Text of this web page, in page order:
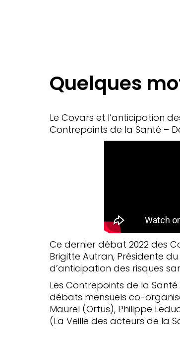
Quelques
Le Covars et l’anticipation
Contrepoints de la Santé –
Ce dernier débat 2022 des
Brigitte Autran, Présidente
d’anticipation des risques
Les Contrepoints de la
débats mensuels co-
Maurel (Ortus), Philippe
(La Veille des acteurs de la